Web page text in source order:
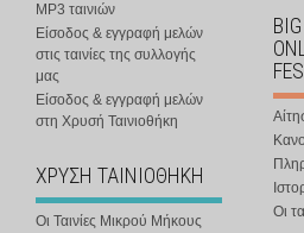
MP3 ταινιών
Είσοδος & εγγραφή μελών
στις ταινίες της συλλογής
μας
Είσοδος & εγγραφή μελών
στη Χρυσή Ταινιοθήκη
ΧΡΥΣΗ ΤΑΙΝΙΟΘΗΚΗ
Οι Ταινίες Μικρού Μήκους
Οι